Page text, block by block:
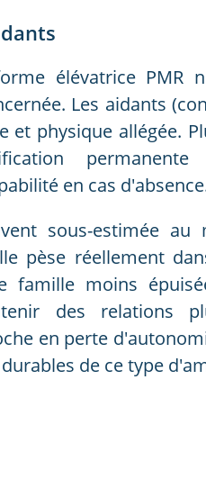
élévatrice PMR
Les aidants
et physique allégée.
en cas
sous-estimée
pèse réellement
famille moins
des relations
en perte
de ce type